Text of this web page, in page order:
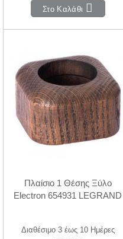
Στο Καλάθι
Πλαίσιο 1 Θέσης Ξύλο
Electron 654931 LEGRAND
Διαθέσιμο 3 έως 10 Ημέρες